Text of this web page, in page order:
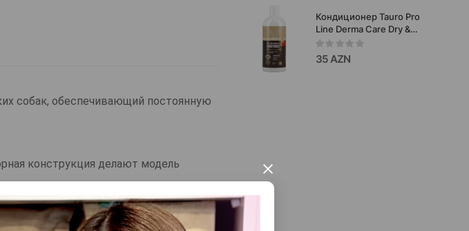
×
собак, обеспечивающий постоянную
конструкция делают модель
запахи и примеси.
Кондиционер Tauro Pro
Line Derma Care Dry &
Itchy Skin Relief 250мл
35 AZN